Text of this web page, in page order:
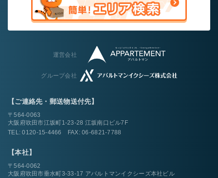
運営会社
グループ会社
【ご連絡先・郵送物送付先】
〒564-0063
大阪府吹田市江坂町1-23-28 江坂南口ビル7F
TEL:0120-15-4466 FAX: 06-6821-7788
【本社】
〒564-0062
大阪府吹田市垂水町3-33-17 アパルトマンイクシーズ本社ビル